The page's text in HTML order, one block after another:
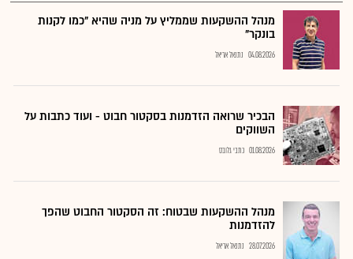
מנהל ההשקעות שממליץ על מניה שהיא "כמו לקנות
בונקר"
04.08.2026 נתנאל אריאל
הבכיר שרואה הזדמנות בסקטור חבוט - ועוד כתבות על
השווקים
01.08.2026 כתבי גלובס
מנהל ההשקעות שבטוח: זה הסקטור החבוט שהפך
להזדמנות
28.07.2026 נתנאל אריאל